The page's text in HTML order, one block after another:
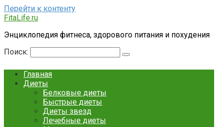
Перейти к контенту
FitaLife.ru
Энциклопедия фитнеса, здорового питания и похудения
Поиск:
Главная
Диеты
Белковые диеты
Быстрые диеты
Диеты звезд
Лечебные диеты